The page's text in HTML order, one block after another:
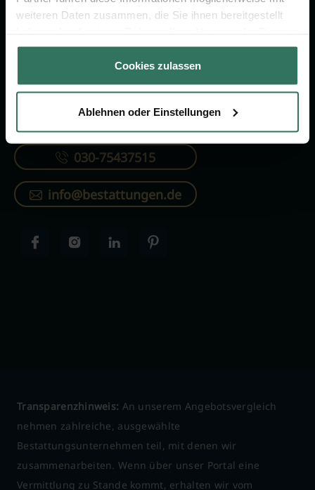
weiteren Daten zusammen, die Sie ihnen bereitgestellt
gesammelt haben.
Cookies zulassen
Ablehnen oder Einstellungen
Vergleich
Online-Portal
030-75437515
info@bestattungen.de
Transparenzhinweis: An unserem Angebotsvergleich
nehmen zahlreiche, ausgewählte
Bestattungsunternehmen teil, mit denen wir
zusammenarbeiten. Wenn über unser Portal eine
Vermittlung zu Stande kommt, erhalten wir vom